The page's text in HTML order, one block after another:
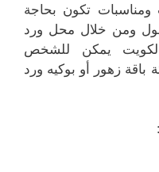
ومناسبات تكون بحاجة
ومن خلال محل ورد
يمكن للشخص
زهور أو بوكيه ورد